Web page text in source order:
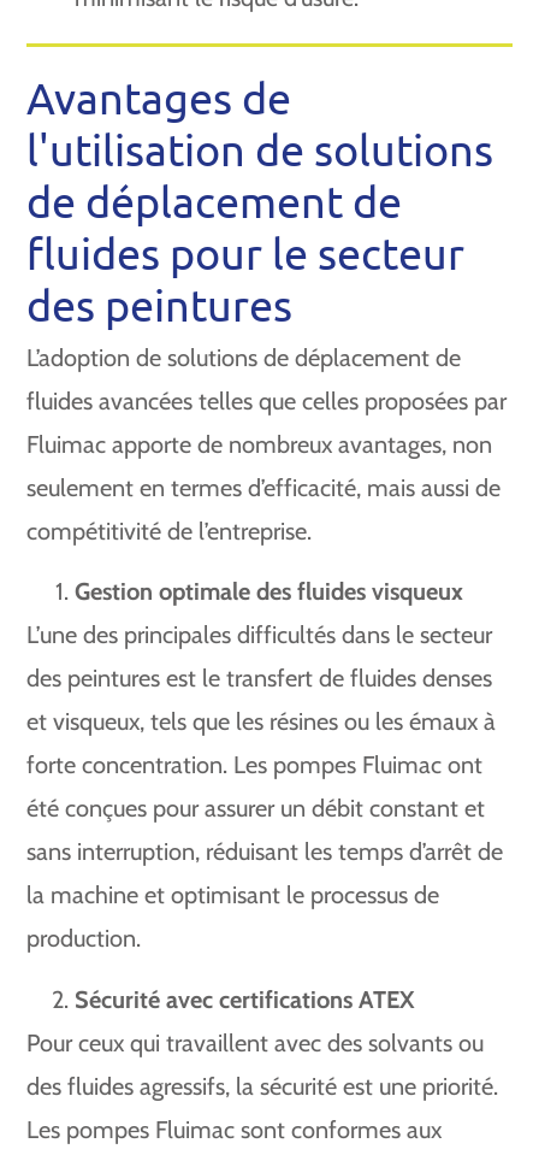
Avantages de
l'utilisation de solutions
de déplacement de
fluides pour le secteur
des peintures
L’adoption de solutions de déplacement de
fluides avancées telles que celles proposées par
Fluimac apporte de nombreux avantages, non
seulement en termes d’efficacité, mais aussi de
compétitivité de l’entreprise.
Gestion optimale des fluides visqueux
L’une des principales difficultés dans le secteur
des peintures est le transfert de fluides denses
et visqueux, tels que les résines ou les émaux à
forte concentration. Les pompes Fluimac ont
été conçues pour assurer un débit constant et
sans interruption, réduisant les temps d’arrêt de
la machine et optimisant le processus de
production.
Sécurité avec certifications ATEX
Pour ceux qui travaillent avec des solvants ou
des fluides agressifs, la sécurité est une priorité.
Les pompes Fluimac sont conformes aux